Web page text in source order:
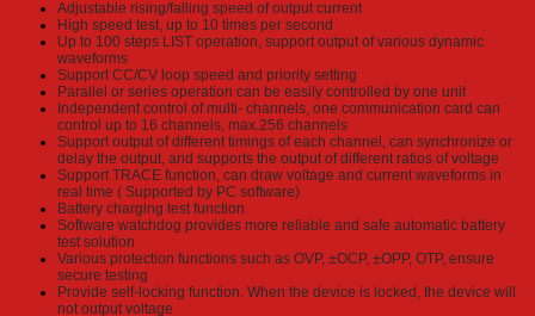
Adjustable rising/falling speed of output current
High speed test, up to 10 times per second
Up to 100 steps LIST operation, support output of various dynamic
waveforms
Support CC/CV loop speed and priority setting
Parallel or series operation can be easily controlled by one unit
Independent control of multi- channels, one communication card can
control up to 16 channels, max.256 channels
Support output of different timings of each channel, can synchronize or
delay the output, and supports the output of different ratios of voltage
Support TRACE function, can draw voltage and current waveforms in
real time ( Supported by PC software)
Battery charging test function
Software watchdog provides more reliable and safe automatic battery
test solution
Various protection functions such as OVP, ±OCP, ±OPP, OTP, ensure
secure testing
Provide self-locking function. When the device is locked, the device will
not output voltage